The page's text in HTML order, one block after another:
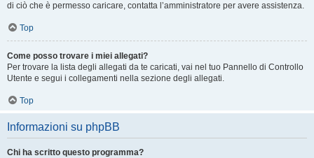
di ciò che è permesso caricare, contatta l’amministratore per avere assistenza.
Top
Come posso trovare i miei allegati?
Per trovare la lista degli allegati da te caricati, vai nel tuo Pannello di Controllo
Utente e segui i collegamenti nella sezione degli allegati.
Top
Informazioni su phpBB
Chi ha scritto questo programma?